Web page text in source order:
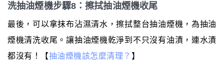
洗抽油煙機步驟8：擦拭抽油煙機收尾
最後，可以拿抹布沾濕清水，擦拭整台抽油煙機，為抽油
煙機清洗收尾。讓抽油煙機乾淨到不只沒有油漬，連水漬
都沒有！【抽油煙機該怎麼清理？ 】